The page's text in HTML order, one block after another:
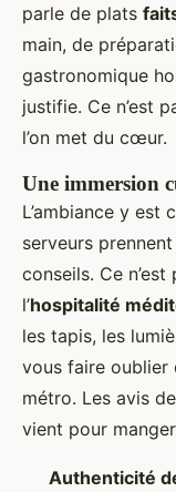
parle de plats
main, de
gastronomique
justifie. Ce n’est
l’on met du cœur.
Une immersion
L’ambiance y est
serveurs
conseils. Ce
l’hospitalité
les tapis, les
vous faire oublier
métro. Les avis
vient pour
Authenticité